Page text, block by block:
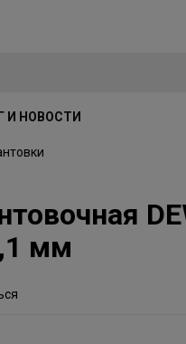
И НОВОСТИ
мм